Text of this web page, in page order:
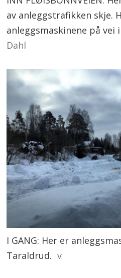
av anleggstrafikken skje.
anleggsmaskinene på vei
Dahl
I GANG: Her er
Taraldrud. v